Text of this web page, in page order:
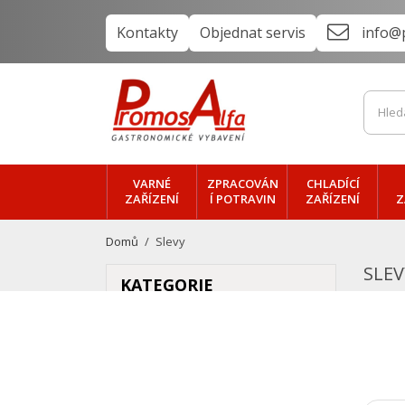
Kontakty Objednat servis
VARNÉ
ZAŘÍZENÍ
ZPRACOVÁN
Í POTRAVIN
CHLADÍCÍ
ZAŘÍZENÍ
Domů Slevy
KATEGORIE